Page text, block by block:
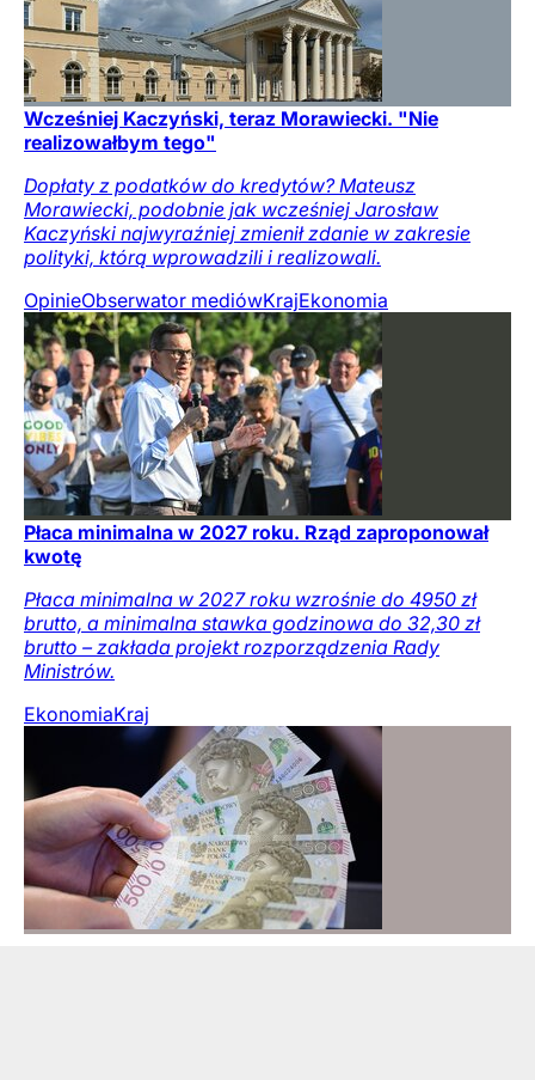
Wcześniej Kaczyński, teraz Morawiecki. "Nie
realizowałbym tego"
Dopłaty z podatków do kredytów? Mateusz
Morawiecki, podobnie jak wcześniej Jarosław
Kaczyński najwyraźniej zmienił zdanie w zakresie
polityki, którą wprowadzili i realizowali.
OpinieObserwator mediówKrajEkonomia
Płaca minimalna w 2027 roku. Rząd zaproponował
kwotę
Płaca minimalna w 2027 roku wzrośnie do 4950 zł
brutto, a minimalna stawka godzinowa do 32,30 zł
brutto – zakłada projekt rozporządzenia Rady
Ministrów.
EkonomiaKraj